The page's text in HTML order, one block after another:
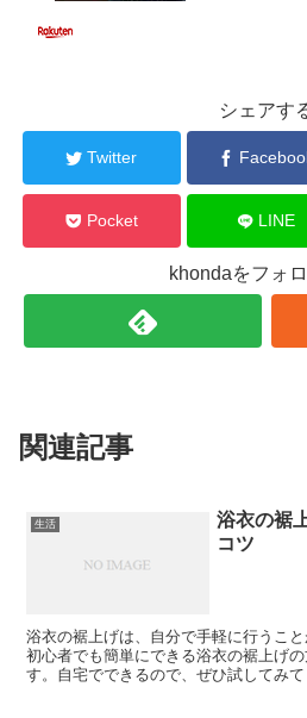
シェアす
Twitter
Pocket LINE
khondaをフォ
関連記事
生活
浴衣の裾
コツ
浴衣の裾上げは、自分で手軽に行うこ
初心者でも簡単にできる浴衣の裾上げ
す。自宅でできるので、ぜひ試してみ